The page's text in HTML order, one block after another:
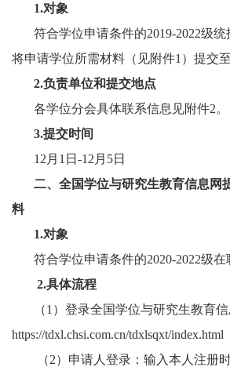
1.对象
符合学位申请条件的2019-2022级
将申请学位所需材料（见附件1）提交
2.负责单位和提交地点
各学位分会具体联系信息见附件2。
3.提交时间
12月1日-12月5日
二、全国学位与研究生教育信息网
料
1.对象
符合学位申请条件的2020-2022级在
2.具体流程
（1）登录全国学位与研究生教育信
https://tdxl.chsi.com.cn/tdxlsqxt/index.html
（2）申请人登录：输入本人注册